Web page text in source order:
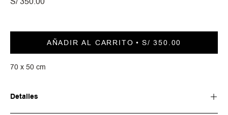
AÑADIR AL CARRITO S/ 350.00
70 x 50 cm
Detalles